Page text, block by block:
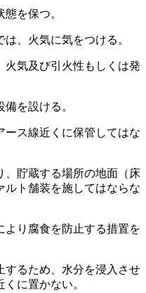
を保つ。
、火気に気をつける。
気及び引火性もしくは発
を設ける。
ス線近くに保管してはな
貯蔵する場所の地面（床
ルト舗装を施してはならな
り腐食を防止する措置を
るため、水分を浸入させ
に置かない。